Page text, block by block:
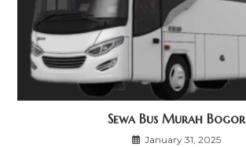
Sewa Bus Murah Bogor
January 31, 2025